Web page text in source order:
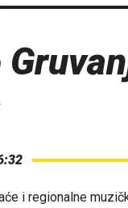
i regionalne